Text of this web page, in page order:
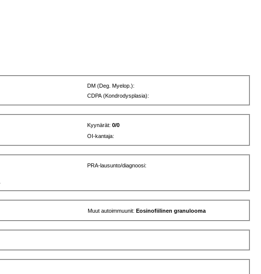
DM (Deg. Myelop.):
CDPA (Kondrodysplasia):
Kyynärät:0/0
OI-kantaja:
PRA-lausunto/diagnoosi:
Muut autoimmuunit:Eosinofiilinen granulooma